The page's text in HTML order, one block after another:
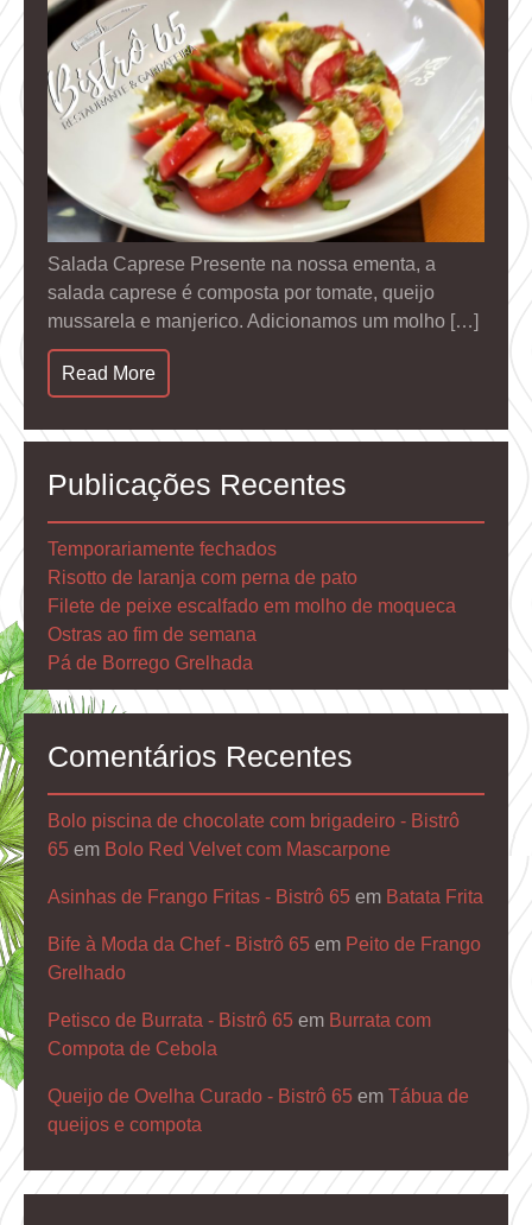
Salada Caprese Presente na nossa ementa, a
salada caprese é composta por tomate, queijo
mussarela e manjerico. Adicionamos um molho […]
Read More
Publicações Recentes
Temporariamente fechados
Risotto de laranja com perna de pato
Filete de peixe escalfado em molho de moqueca
Ostras ao fim de semana
Pá de Borrego Grelhada
Comentários Recentes
Bolo piscina de chocolate com brigadeiro - Bistrô
65 em Bolo Red Velvet com Mascarpone
Asinhas de Frango Fritas - Bistrô 65 em Batata Frita
Bife à Moda da Chef - Bistrô 65 em Peito de Frango
Grelhado
Petisco de Burrata - Bistrô 65 em Burrata com
Compota de Cebola
Queijo de Ovelha Curado - Bistrô 65 em Tábua de
queijos e compota